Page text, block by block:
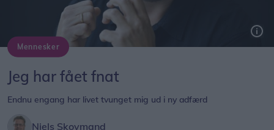
Mennesker
Jeg har fået fnat
Endnu engang har livet tvunget mig ud i ny adfærd
Niels Skovmand